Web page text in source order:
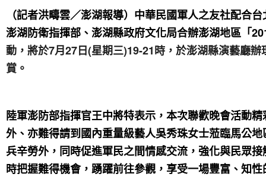
（記者洪疇雲／澎湖報導）中華民國軍人之友社配合
澎湖防衛指揮部、澎湖縣政府文化局合辦澎湖地區「
動，將於7月27日(星期三)19-21時，於澎湖縣演藝廳
賞。
陸軍澎防部指揮官王中將特表示，本次聯歡晚會活動
外、亦難得請到國內重量級藝人吳秀珠女士蒞臨馬公
兵辛勞外，同時促進軍民之間情感交流，強化與民眾
時把握難得機會，踴躍前往參觀，享受一場豐富、知